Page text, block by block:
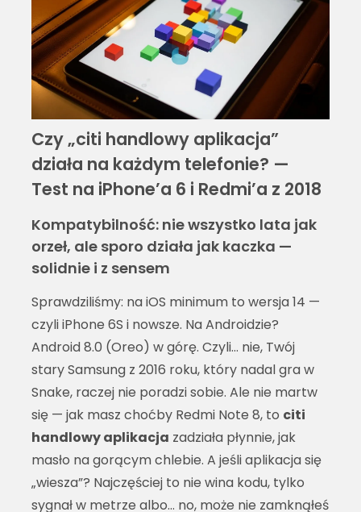
Czy „citi handlowy aplikacja”
działa na każdym telefonie? —
Test na iPhone’a 6 i Redmi’a z 2018
Kompatybilność: nie wszystko lata jak
orzeł, ale sporo działa jak kaczka —
solidnie i z sensem
Sprawdziliśmy: na iOS minimum to wersja 14 —
czyli iPhone 6S i nowsze. Na Androidzie?
Android 8.0 (Oreo) w górę. Czyli… nie, Twój
stary Samsung z 2016 roku, który nadal gra w
Snake, raczej nie poradzi sobie. Ale nie martw
się — jak masz choćby Redmi Note 8, to citi
handlowy aplikacja zadziała płynnie, jak
masło na gorącym chlebie. A jeśli aplikacja się
„wiesza”? Najczęściej to nie wina kodu, tylko
sygnał w metrze albo… no, może nie zamknąłeś